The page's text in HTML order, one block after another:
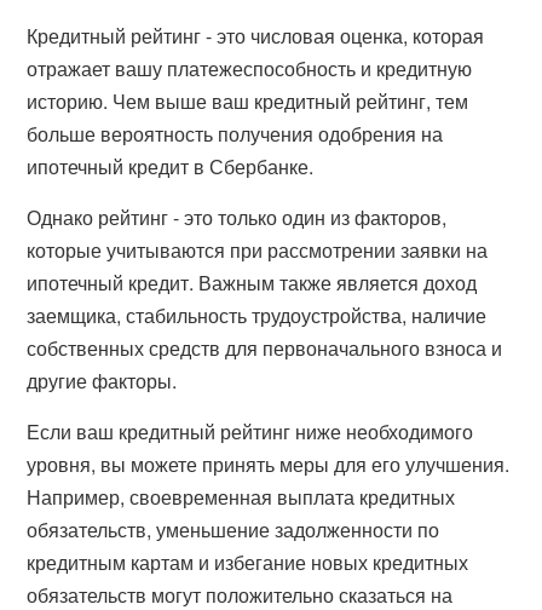
Кредитный рейтинг - это числовая оценка, которая
отражает вашу платежеспособность и кредитную
историю. Чем выше ваш кредитный рейтинг, тем
больше вероятность получения одобрения на
ипотечный кредит в Сбербанке.
Однако рейтинг - это только один из факторов,
которые учитываются при рассмотрении заявки на
ипотечный кредит. Важным также является доход
заемщика, стабильность трудоустройства, наличие
собственных средств для первоначального взноса и
другие факторы.
Если ваш кредитный рейтинг ниже необходимого
уровня, вы можете принять меры для его улучшения.
Например, своевременная выплата кредитных
обязательств, уменьшение задолженности по
кредитным картам и избегание новых кредитных
обязательств могут положительно сказаться на